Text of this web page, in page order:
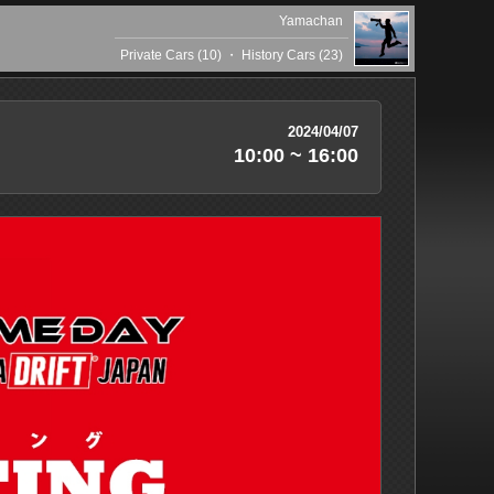
Yamachan
Private Cars (10) ・ History Cars (23)
2024/04/07
10:00 ~ 16:00